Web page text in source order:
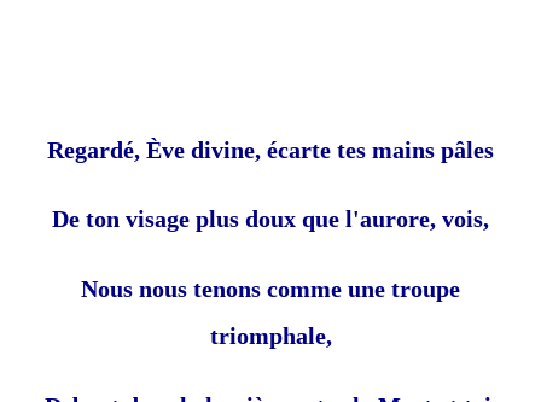
Regardé, Ève divine, écarte tes mains pâles
De ton visage plus doux que l'aurore, vois,
Nous nous tenons comme une troupe
triomphale,